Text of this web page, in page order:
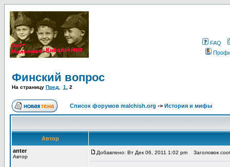
FAQ
Финский вопрос
На страницу Пред. 1 2
Список форумов malchish.org -> История и мифы
Автор
anter
Автор
Добавлено: Вт Дек 06, 2011 1:02 pm Заголовок